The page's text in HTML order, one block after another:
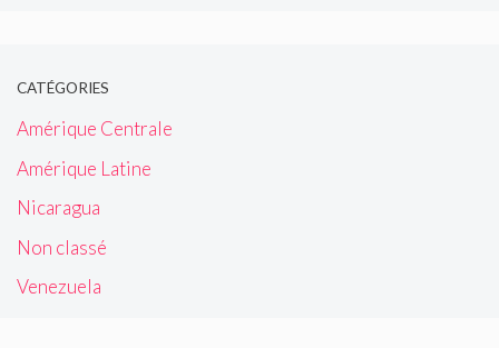
CATÉGORIES
Amérique Centrale
Amérique Latine
Nicaragua
Non classé
Venezuela